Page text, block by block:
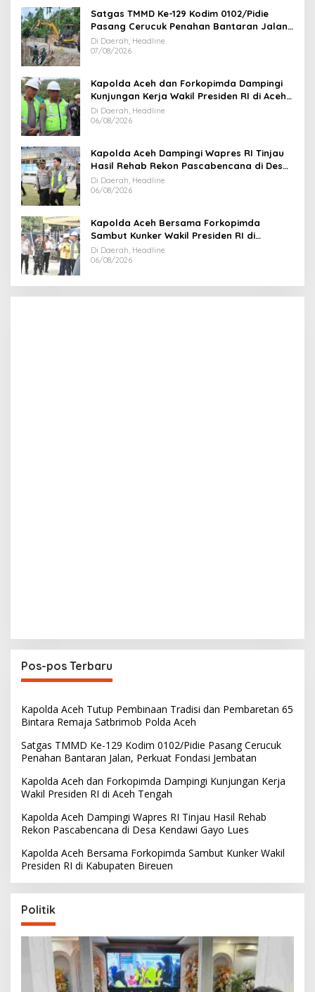
Satgas TMMD Ke-129 Kodim 0102/Pidie
Pasang Cerucuk Penahan Bantaran Jalan,
Perkuat Fondasi Jembatan
Di Daerah, Headline
07/08/2026
Kapolda Aceh dan Forkopimda Dampingi
Kunjungan Kerja Wakil Presiden RI di Aceh
Tengah
Di Daerah, Headline
06/08/2026
Kapolda Aceh Dampingi Wapres RI Tinjau
Hasil Rehab Rekon Pascabencana di Desa
Kendawi Gayo Lues
Di Daerah, Headline
06/08/2026
Kapolda Aceh Bersama Forkopimda
Sambut Kunker Wakil Presiden RI di
Kabupaten Bireuen
Di Daerah, Headline
06/08/2026
Pos-pos Terbaru
Kapolda Aceh Tutup Pembinaan Tradisi dan Pembaretan 65
Bintara Remaja Satbrimob Polda Aceh
Satgas TMMD Ke-129 Kodim 0102/Pidie Pasang Cerucuk
Penahan Bantaran Jalan, Perkuat Fondasi Jembatan
Kapolda Aceh dan Forkopimda Dampingi Kunjungan Kerja
Wakil Presiden RI di Aceh Tengah
Kapolda Aceh Dampingi Wapres RI Tinjau Hasil Rehab
Rekon Pascabencana di Desa Kendawi Gayo Lues
Kapolda Aceh Bersama Forkopimda Sambut Kunker Wakil
Presiden RI di Kabupaten Bireuen
Politik